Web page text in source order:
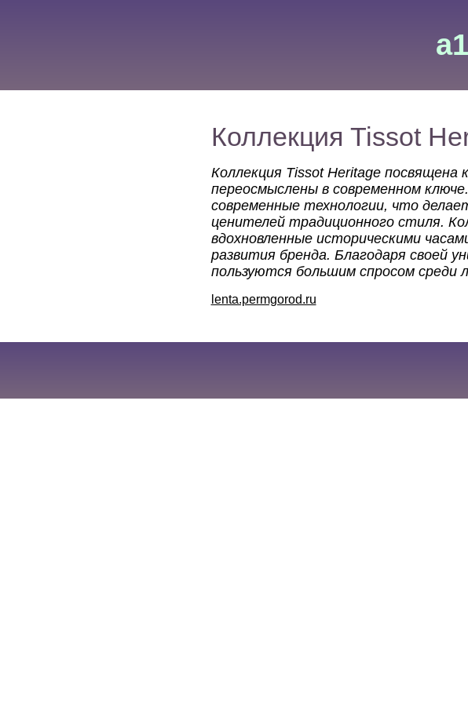
Коллекция Tissot
Коллекция Tissot Heritage
переосмыслены в современном
современные технологии, что
ценителей традиционного стиля.
вдохновленные историческими
развития бренда. Благодаря своей
пользуются большим спросом среди
lenta.permgorod.ru